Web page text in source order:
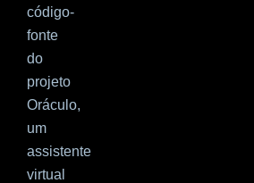
código-
fonte
do
projeto
Oráculo,
um
assistente
virtual